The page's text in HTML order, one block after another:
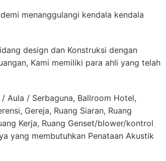
menanggulangi kendala kendala
design dan Konstruksi dengan
Kami memiliki para ahli yang telah
Aula / Serbaguna, Ballroom Hotel,
Gereja, Ruang Siaran, Ruang
Kerja, Ruang Genset/blower/kontrol
yang membutuhkan Penataan Akustik